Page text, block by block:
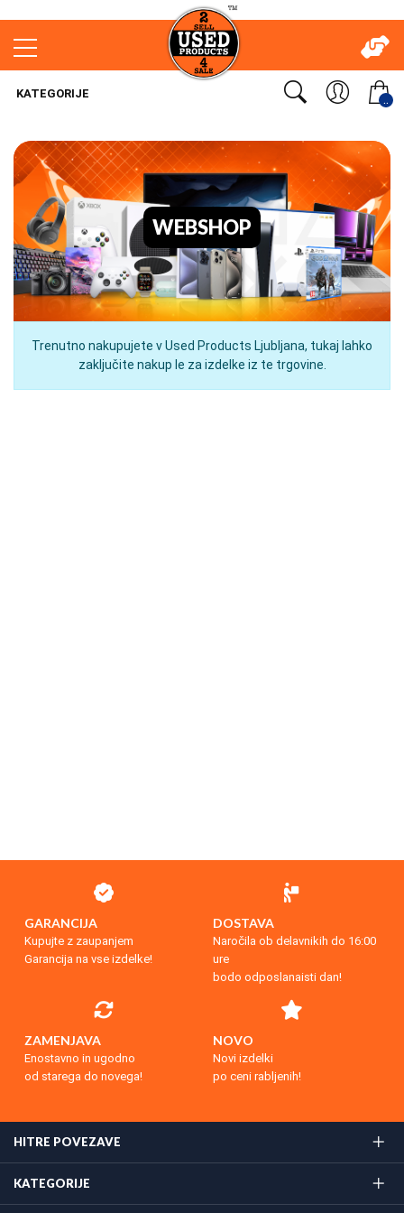
..
KATEGORIJE
WEBSHOP
Trenutno nakupujete v Used Products Ljubljana, tukaj lahko
zaključite nakup le za izdelke iz te trgovine.
GARANCIJA
Kupujte z zaupanjem
Garancija na vse izdelke!
DOSTAVA
Naročila ob delavnikih do 16:00
ure
bodo odposlanaisti dan!
ZAMENJAVA
Enostavno in ugodno
od starega do novega!
NOVO
Novi izdelki
po ceni rabljenih!
HITRE POVEZAVE
KATEGORIJE